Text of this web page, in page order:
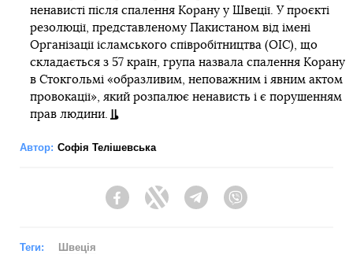
ненависті після спалення Корану у Швеції. У проєкті
резолюції, представленому Пакистаном від імені
Організації ісламського співробітництва (OIC), що
складається з 57 країн, група назвала спалення Корану
в Стокгольмі «образливим, неповажним і явним актом
провокації», який розпалює ненависть і є порушенням
прав людини.
Автор: Софія Телішевська
FacebookTwitter Telegram
Теги: Швеція